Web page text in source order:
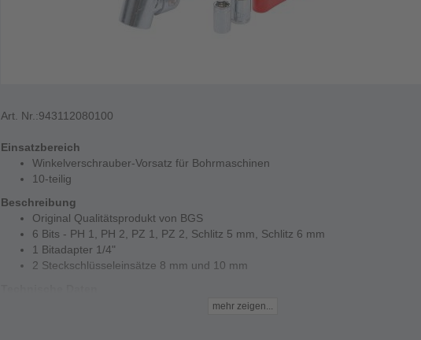
Art. Nr.:943112080100
Einsatzbereich
Winkelverschrauber-Vorsatz für Bohrmaschinen
10-teilig
Beschreibung
Original Qualitätsprodukt von BGS
6 Bits - PH 1, PH 2, PZ 1, PZ 2, Schlitz 5 mm, Schlitz 6 mm
1 Bitadapter 1/4"
2 Steckschlüsseleinsätze 8 mm und 10 mm
mehr zeigen...